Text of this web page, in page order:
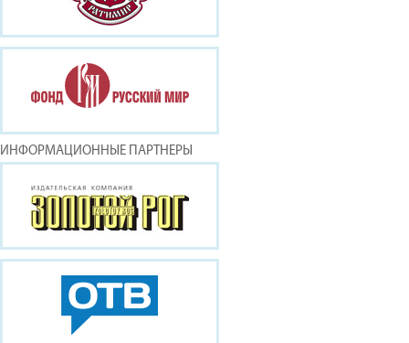
ИНФОРМАЦИОННЫЕ ПАРТНЕРЫ